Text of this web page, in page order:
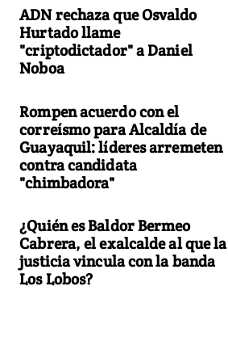
ADN rechaza que Osvaldo
Hurtado llame
"criptodictador" a Daniel
Noboa
Rompen acuerdo con el
correísmo para Alcaldía de
Guayaquil: líderes arremeten
contra candidata
"chimbadora"
¿Quién es Baldor Bermeo
Cabrera, el exalcalde al que la
justicia vincula con la banda
Los Lobos?